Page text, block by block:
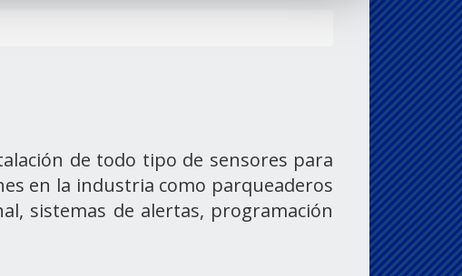
de todo tipo de sensores para
en la industria como parqueaderos
sistemas de alertas, programación